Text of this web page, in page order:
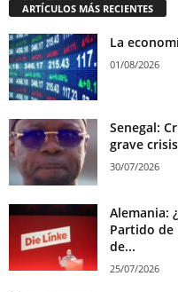
ARTÍCULOS MÁS RECIENTES
La
01/08/2026
Senegal:
grave
30/07/2026
Alemania:
Partido de
de...
25/07/2026